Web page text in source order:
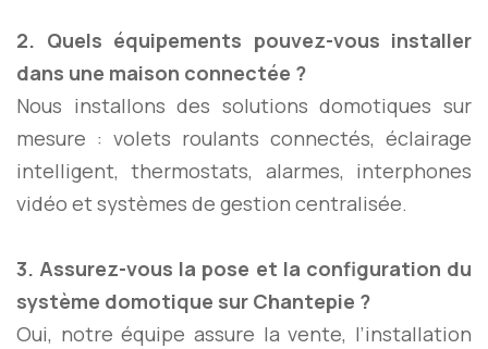
2. Quels équipements pouvez-vous installer
dans une maison connectée ?
Nous installons des solutions domotiques sur
mesure : volets roulants connectés, éclairage
intelligent, thermostats, alarmes, interphones
vidéo et systèmes de gestion centralisée.
3. Assurez-vous la pose et la configuration du
système domotique sur Chantepie ?
Oui, notre équipe assure la vente, l’installation